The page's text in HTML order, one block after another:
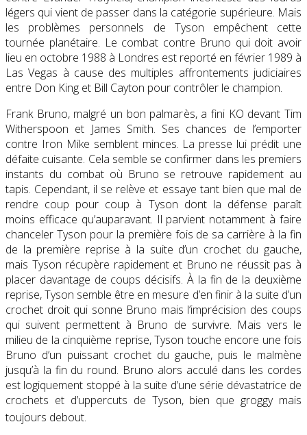
légers qui vient de passer dans la catégorie supérieure. Mais
les problèmes personnels de Tyson empêchent cette
tournée planétaire. Le combat contre Bruno qui doit avoir
lieu en octobre 1988 à Londres est reporté en février 1989 à
Las Vegas à cause des multiples affrontements judiciaires
entre Don King et Bill Cayton pour contrôler le champion.
Frank Bruno, malgré un bon palmarès, a fini KO devant Tim
Witherspoon et James Smith. Ses chances de l’emporter
contre Iron Mike semblent minces. La presse lui prédit une
défaite cuisante. Cela semble se confirmer dans les premiers
instants du combat où Bruno se retrouve rapidement au
tapis. Cependant, il se relève et essaye tant bien que mal de
rendre coup pour coup à Tyson dont la défense paraît
moins efficace qu’auparavant. Il parvient notamment à faire
chanceler Tyson pour la première fois de sa carrière à la fin
de la première reprise à la suite d’un crochet du gauche,
mais Tyson récupère rapidement et Bruno ne réussit pas à
placer davantage de coups décisifs. À la fin de la deuxième
reprise, Tyson semble être en mesure d’en finir à la suite d’un
crochet droit qui sonne Bruno mais l’imprécision des coups
qui suivent permettent à Bruno de survivre. Mais vers le
milieu de la cinquième reprise, Tyson touche encore une fois
Bruno d’un puissant crochet du gauche, puis le malmène
jusqu’à la fin du round. Bruno alors acculé dans les cordes
est logiquement stoppé à la suite d’une série dévastatrice de
crochets et d’uppercuts de Tyson, bien que groggy mais
toujours debout.